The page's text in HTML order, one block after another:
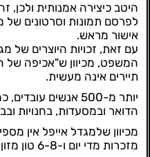
היטב כיצירה אמנותית ולכן,
לפרסם תמונות וסרטונים של
אישור מראש.
עם זאת, זכויות היוצרים של
המשפט, מכיוון ש"אכיפה של
תיירים אינה מעשית.
יותר מ-500 אנשים
הדואר ובמסעדות, בחנויות
מזכרות מדי יום ו-6-8 טון מזון למסעדות.